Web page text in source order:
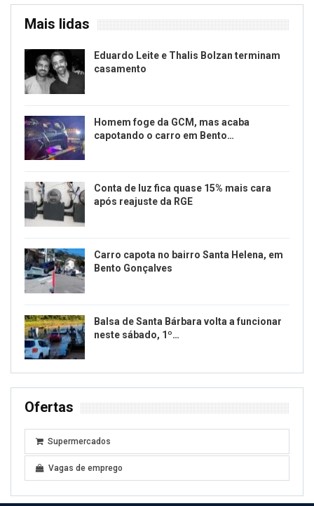
Mais lidas
Eduardo Leite e Thalis Bolzan terminam
casamento
Homem foge da GCM, mas acaba
capotando o carro em Bento…
Conta de luz fica quase 15% mais cara
após reajuste da RGE
Carro capota no bairro Santa Helena, em
Bento Gonçalves
Balsa de Santa Bárbara volta a funcionar
neste sábado, 1º…
Ofertas
Supermercados
Vagas de emprego